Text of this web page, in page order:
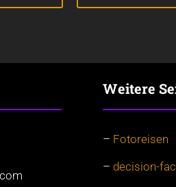
Weitere
– Fotoreisen
– decision-